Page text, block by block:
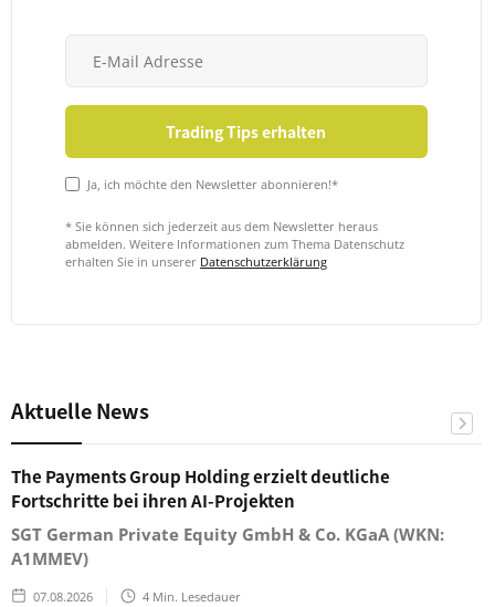
Ja, ich möchte den Newsletter abonnieren!*
* Sie können sich jederzeit aus dem Newsletter heraus
abmelden. Weitere Informationen zum Thema Datenschutz
erhalten Sie in unserer Datenschutzerklärung
Aktuelle News
The Payments Group Holding erzielt deutliche
Fortschritte bei ihren AI-Projekten
SGT German Private Equity GmbH & Co. KGaA (WKN:
A1MMEV)
07.08.2026 4 Min. Lesedauer